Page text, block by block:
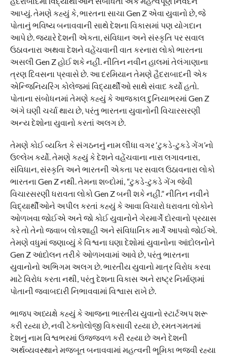
આપ્યું. તેમણે કહ્યું કે, ભારતના સાચા Gen Z એવા યુવાનો છે, જે
પોતાનું ભવિષ્ય બનાવવાની સાથે દેશના વિકાસમાં પણ યોગદાન
આપે છે. જ્યારે દેશની એકતા, સંવિધાન અને સંસ્કૃતિ પર સવાલ
ઉઠાવનારા અથવા દેશને વહેંચવાની વાત કરનારા લોકો ભારતના
અસલી Gen Z હોઈ શકે નહીં. નીતિન નવીન હાલમાં તેલંગાણાના
ત્રણ દિવસના પ્રવાસે છે. આ દરમિયાન તેમણે હૈદરાબાદની એક
એન્જિનિયરિંગ કોલેજમાં વિદ્યાર્થીઓ સાથે સંવાદ કર્યો હતો.
પોતાના સંબોધનમાં તેમણે કહ્યું કે આજકાલ દુનિયાભરમાં Gen Z
અંગે ઘણી ચર્ચા થાય છે, પરંતુ ભારતના યુવાનોની વિચારસરણી
અન્ય દેશોના યુવાનો કરતાં અલગ છે.
તેમણે કોઈ વ્યક્તિ કે સંગઠનનું નામ લીધા વગર ‘ટુકડે-ટુકડે ગેંગ’નો
ઉલ્લેખ કર્યો. તેમણે કહ્યું કે દેશને વહેંચવાના નારા લગાવનારા,
સંવિધાન, સંસ્કૃતિ અને ભારતની એકતા પર સવાલ ઉઠાવનારા લોકો
ભારતના Gen Z નથી. તેમના શબ્દોમાં, “ટુકડે-ટુકડે ગેંગ જેવી
વિચારસરણી ધરાવતા લોકો Gen Z બની શકે નહીં.” નીતિન નવીને
વિદ્યાર્થીઓને અપીલ કરતાં કહ્યું કે આવા વિચારો ધરાવતા લોકોને
ઓળખવા જોઈએ અને જો કોઈ યુવાનોને ગેરમાર્ગે દોરવાનો પ્રયાસ
કરે તો તેનો જવાબ લોકશાહી અને સંવિધાનિક માર્ગે આપવો જોઈએ.
તેમણે વધુમાં જણાવ્યું કે વિશ્વના ઘણા દેશોમાં યુવાનોના આંદોલનોને
Gen Z આંદોલન તરીકે ઓળખવામાં આવે છે, પરંતુ ભારતના
યુવાનોનો અભિગમ અલગ છે. ભારતીય યુવાનો માત્ર વિરોધ કરવા
માટે વિરોધ કરતા નથી, પરંતુ દેશના વિકાસ અને રાષ્ટ્ર નિર્માણમાં
પોતાની જવાબદારી નિભાવવામાં વિશ્વાસ રાખે છે.
ભાજપ અધ્યક્ષે કહ્યું કે આજના ભારતીય યુવાનો સ્ટાર્ટઅપ શરૂ
કરી રહ્યા છે, નવી ટેક્નોલોજી વિકસાવી રહ્યા છે, રમતગમતમાં
દેશનું નામ વિશ્વભરમાં ઉજ્જવળ કરી રહ્યા છે અને દેશની
અર્થવ્યવસ્થાને મજબૂત બનાવવામાં મહત્વની ભૂમિકા ભજવી રહ્યા